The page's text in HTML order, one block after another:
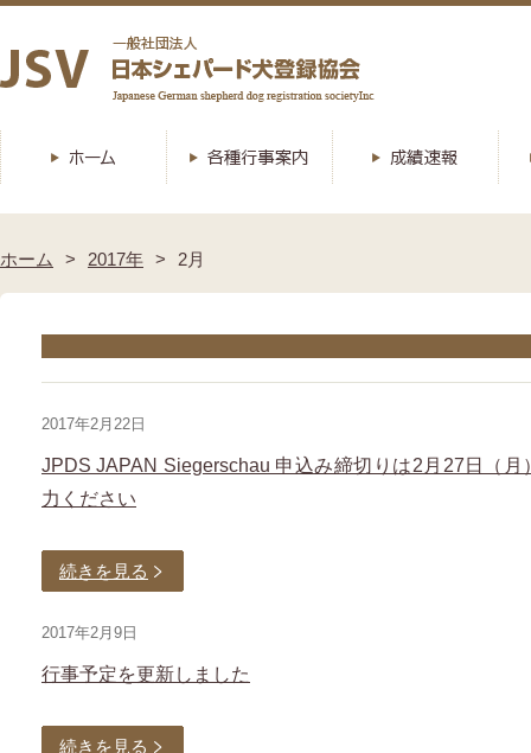
ホーム 2017年 2月
2017年2月22日
JPDS JAPAN Siegerschau 申込み締切りは2月27日（
力ください
続きを見る
2017年2月9日
行事予定を更新しました
続きを見る